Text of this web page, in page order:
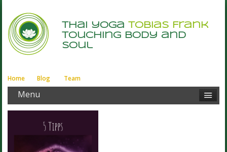
thai yogaTobias Frank
touching body and
soul
Home Blog Team
Menu